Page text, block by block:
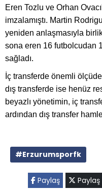
Eren Tozlu ve Orhan
imzalamıştı. Martin
yeniden anlaşmasıyla
sona eren 16 futbolcudan
sağladı.
İç transferde önemli
dış transferde ise henüz
beyazlı yönetimin, iç
ardından dış transfer
#Erzurumsporfk
Paylaş Paylaş